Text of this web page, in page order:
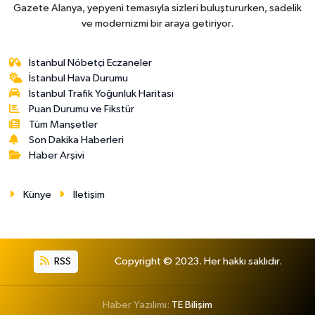
Gazete Alanya, yepyeni temasıyla sizleri buluştururken, sadelik
ve modernizmi bir araya getiriyor.
İstanbul Nöbetçi Eczaneler
İstanbul Hava Durumu
İstanbul Trafik Yoğunluk Haritası
Puan Durumu ve Fikstür
Tüm Manşetler
Son Dakika Haberleri
Haber Arşivi
Künye İletişim
RSS Copyright © 2023. Her hakkı saklıdır.
Haber Yazılımı: TE Bilişim